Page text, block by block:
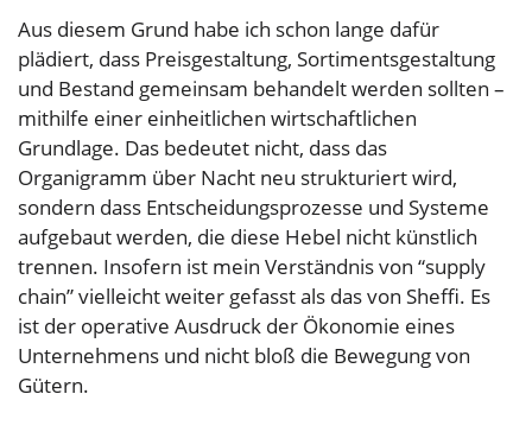
Aus diesem Grund habe ich schon lange dafür
plädiert, dass Preisgestaltung, Sortimentsgestaltung
und Bestand gemeinsam behandelt werden sollten –
mithilfe einer einheitlichen wirtschaftlichen
Grundlage. Das bedeutet nicht, dass das
Organigramm über Nacht neu strukturiert wird,
sondern dass Entscheidungsprozesse und Systeme
aufgebaut werden, die diese Hebel nicht künstlich
trennen. Insofern ist mein Verständnis von “supply
chain” vielleicht weiter gefasst als das von Sheffi. Es
ist der operative Ausdruck der Ökonomie eines
Unternehmens und nicht bloß die Bewegung von
Gütern.